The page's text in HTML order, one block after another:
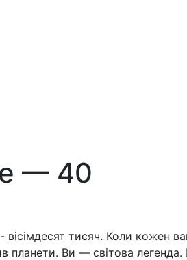
— 40
тисяч. Коли кожен ваш
планети. Ви — світова